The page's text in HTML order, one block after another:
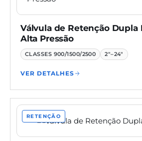
Válvula de Retenção Dupla
Alta Pressão
CLASSES 900/1500/2500 2"–24"
VER DETALHES
RETENÇÃO